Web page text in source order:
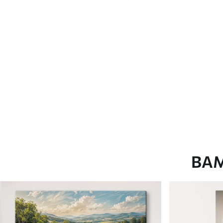
✓Яскраві, насичені кольори
✓Стійкість до вицвітання
✓Безпечне чорнило без запаху
✓ Яскраві, насичені
✓ Стійкість до
✓ Безпечне чорнило